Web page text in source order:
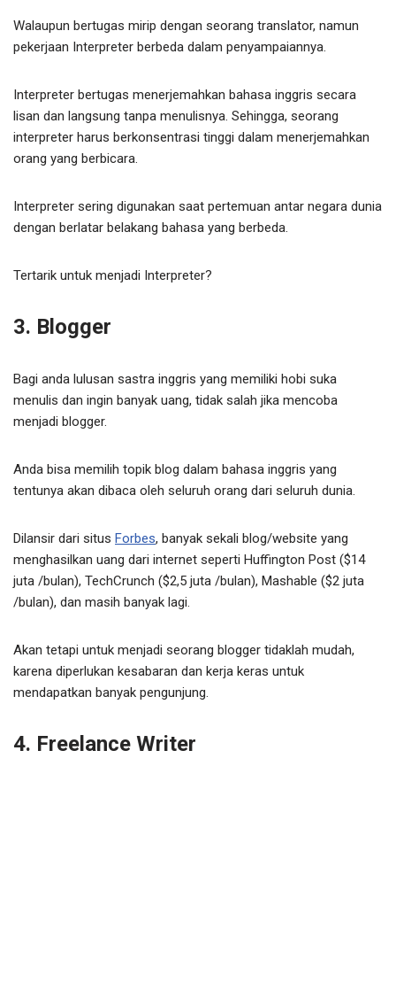
Walaupun bertugas mirip dengan seorang translator, namun
pekerjaan Interpreter berbeda dalam penyampaiannya.
Interpreter bertugas menerjemahkan bahasa inggris secara
lisan dan langsung tanpa menulisnya. Sehingga, seorang
interpreter harus berkonsentrasi tinggi dalam menerjemahkan
orang yang berbicara.
Interpreter sering digunakan saat pertemuan antar negara dunia
dengan berlatar belakang bahasa yang berbeda.
Tertarik untuk menjadi Interpreter?
3. Blogger
Bagi anda lulusan sastra inggris yang memiliki hobi suka
menulis dan ingin banyak uang, tidak salah jika mencoba
menjadi blogger.
Anda bisa memilih topik blog dalam bahasa inggris yang
tentunya akan dibaca oleh seluruh orang dari seluruh dunia.
Dilansir dari situs Forbes, banyak sekali blog/website yang
menghasilkan uang dari internet seperti Huffington Post ($14
juta /bulan), TechCrunch ($2,5 juta /bulan), Mashable ($2 juta
/bulan), dan masih banyak lagi.
Akan tetapi untuk menjadi seorang blogger tidaklah mudah,
karena diperlukan kesabaran dan kerja keras untuk
mendapatkan banyak pengunjung.
4. Freelance Writer